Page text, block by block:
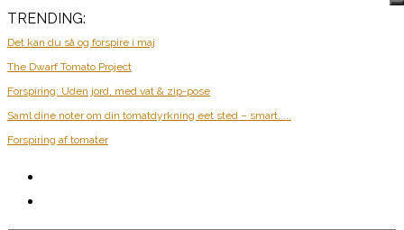
TRENDING:
Det kan du så og forspire i maj
The Dwarf Tomato Project
Forspiring: Uden jord, med vat & zip-pose
Saml dine noter om din tomatdyrkning eet sted – smart, ...
Forspiring af tomater